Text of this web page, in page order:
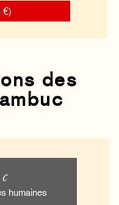
€)
des
humaines